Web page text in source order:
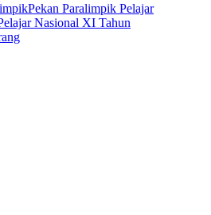
Pekan Paralimpik Pelajar
Nasional XI Tahun